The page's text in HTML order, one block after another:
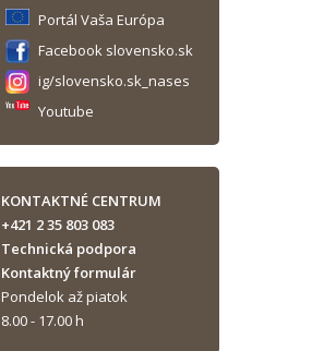
Portál Vaša Európa
Facebook slovensko.sk
ig/slovensko.sk_nases
Youtube
KONTAKTNÉ CENTRUM
+421 2 35 803 083
Technická podpora
Kontaktný formulár
Pondelok až piatok
8.00 - 17.00 h